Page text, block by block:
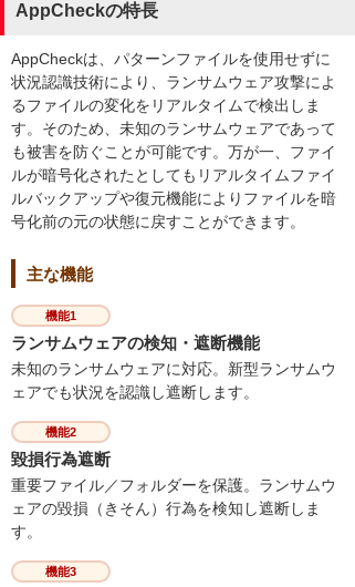
AppCheckの特長
AppCheckは、パターンファイルを使用せずに
状況認識技術により、ランサムウェア攻撃によ
るファイルの変化をリアルタイムで検出しま
す。そのため、未知のランサムウェアであって
も被害を防ぐことが可能です。万が一、ファイ
ルが暗号化されたとしてもリアルタイムファイ
ルバックアップや復元機能によりファイルを暗
号化前の元の状態に戻すことができます。
主な機能
機能1
ランサムウェアの検知・遮断機能
未知のランサムウェアに対応。新型ランサムウ
ェアでも状況を認識し遮断します。
機能2
毀損行為遮断
重要ファイル／フォルダーを保護。ランサムウ
ェアの毀損（きそん）行為を検知し遮断しま
す。
機能3